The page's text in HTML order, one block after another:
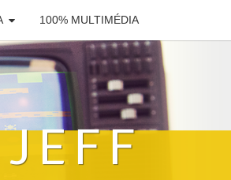
100% MULTIMÉDIA